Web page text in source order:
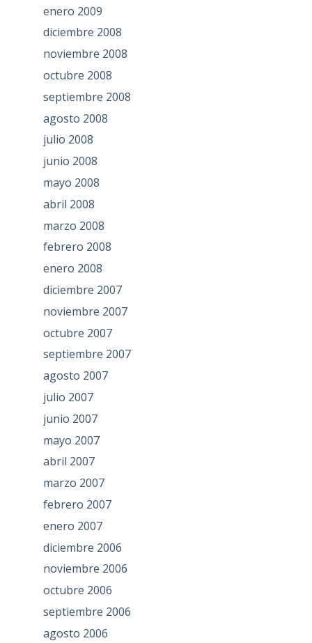
enero 2009
diciembre 2008
noviembre 2008
octubre 2008
septiembre 2008
agosto 2008
julio 2008
junio 2008
mayo 2008
abril 2008
marzo 2008
febrero 2008
enero 2008
diciembre 2007
noviembre 2007
octubre 2007
septiembre 2007
agosto 2007
julio 2007
junio 2007
mayo 2007
abril 2007
marzo 2007
febrero 2007
enero 2007
diciembre 2006
noviembre 2006
octubre 2006
septiembre 2006
agosto 2006